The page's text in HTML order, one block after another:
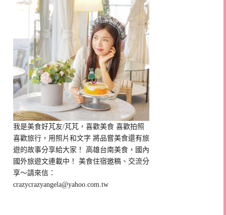
我是美食好芃友/芃芃，喜歡美食 喜歡拍照
喜歡旅行，用照片和文字 將品嘗美食還有旅
遊的故事分享給大家！ 高雄台南美食，國內
國外旅遊文連載中！ 美食住宿邀稿、交流分
享～請來信：
crazycrazyangela@yahoo.com.tw